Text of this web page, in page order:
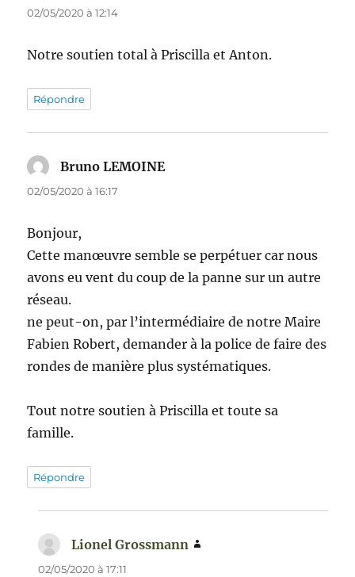
02/05/2020 à 12:14
Notre soutien total à Priscilla et Anton.
Répondre
Bruno LEMOINEdit :
02/05/2020 à 16:17
Bonjour,
Cette manœuvre semble se perpétuer car nous
avons eu vent du coup de la panne sur un autre
réseau.
ne peut-on, par l’intermédiaire de notre Maire
Fabien Robert, demander à la police de faire des
rondes de manière plus systématiques.
Tout notre soutien à Priscilla et toute sa
famille.
Répondre
Lionel Grossmann
02/05/2020 à 17:11